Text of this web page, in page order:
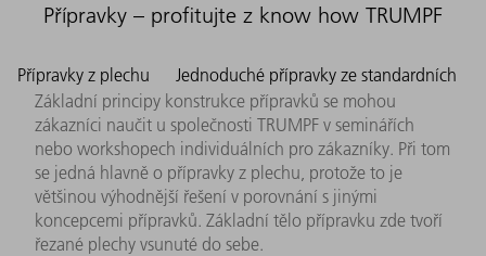
Přípravky – profitujte z know how TRUMPF
Přípravky z plechu
Základní principy konstrukce přípravků se mohou
zákazníci naučit u společnosti TRUMPF v seminářích
nebo workshopech individuálních pro zákazníky. Při tom
se jedná hlavně o přípravky z plechu, protože to je
většinou výhodnější řešení v porovnání s jinými
koncepcemi přípravků. Základní tělo přípravku zde tvoří
řezané plechy vsunuté do sebe.
Jednoduché přípravky ze standardních